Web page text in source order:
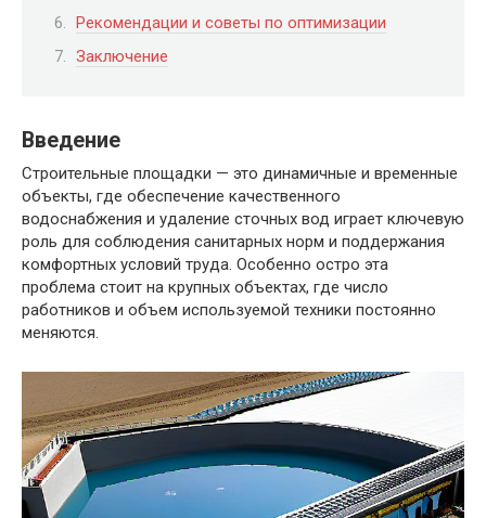
Рекомендации и советы по оптимизации
Заключение
Введение
Строительные площадки — это динамичные и временные
объекты, где обеспечение качественного
водоснабжения и удаление сточных вод играет ключевую
роль для соблюдения санитарных норм и поддержания
комфортных условий труда. Особенно остро эта
проблема стоит на крупных объектах, где число
работников и объем используемой техники постоянно
меняются.